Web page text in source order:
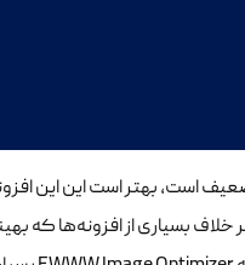
است، بهتر است این این افزونه
بسیاری از افزونه‌ها که